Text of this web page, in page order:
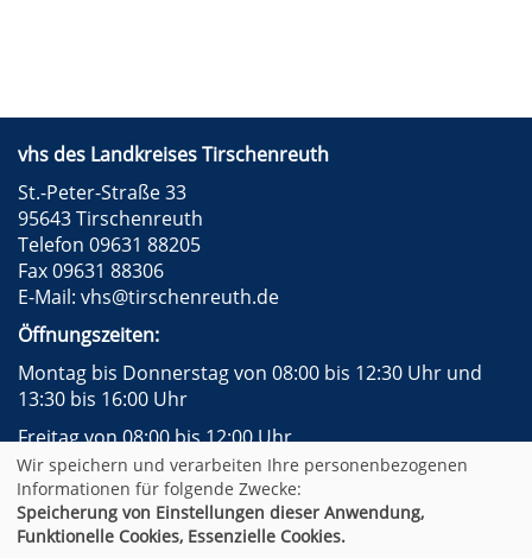
vhs des Landkreises Tirschenreuth
St.-Peter-Straße 33
95643 Tirschenreuth
Telefon 09631 88205
Fax 09631 88306
E-Mail: vhs@tirschenreuth.de
Öffnungszeiten:
Montag bis Donnerstag von 08:00 bis 12:30 Uhr und
13:30 bis 16:00 Uhr
Freitag von 08:00 bis 12:00 Uhr
Facebook
Instagram
Impressum
AGB
Datenschutzerklärung
Widerrufsformular
Newsletter
Sitemap
Wir speichern und verarbeiten Ihre personenbezogenen
Informationen für folgende Zwecke:
Speicherung von Einstellungen dieser Anwendung,
Funktionelle Cookies, Essenzielle Cookies.